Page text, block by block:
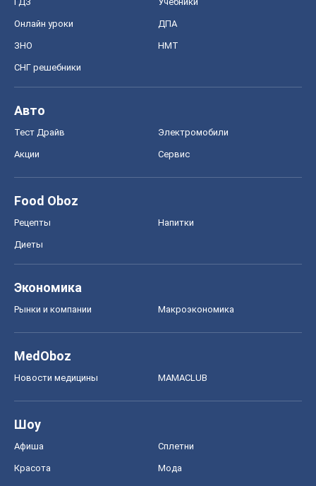
Онлайн уроки ДПА
ЗНО НМТ
СНГ решебники
Авто
Тест Драйв Электромобили
Акции Сервис
Food Oboz
Рецепты Напитки
Диеты
Экономика
Рынки и компании Mакроэкономика
MedOboz
Новости медицины MAMACLUB
Шоу
Афиша Сплетни
Красота Мода